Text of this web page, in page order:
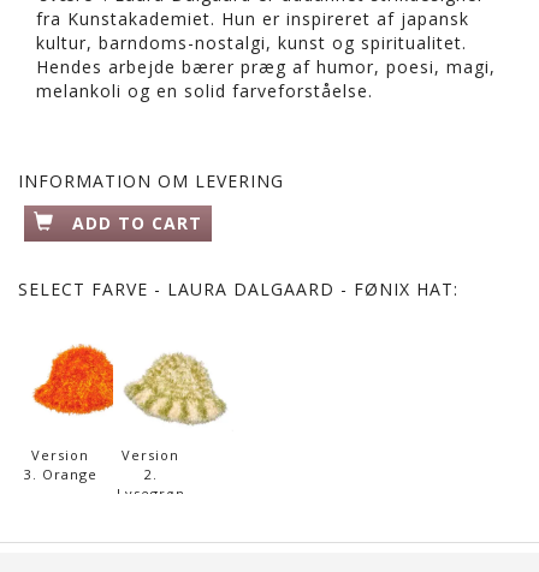
fra Kunstakademiet. Hun er inspireret af japansk
kultur, barndoms-nostalgi, kunst og spiritualitet.
Hendes arbejde bærer præg af humor, poesi, magi,
melankoli og en solid farveforståelse.
INFORMATION OM LEVERING
ADD TO CART
SELECT FARVE - LAURA DALGAARD - FØNIX HAT:
Version
3. Orange
Version
2.
Lysegrøn